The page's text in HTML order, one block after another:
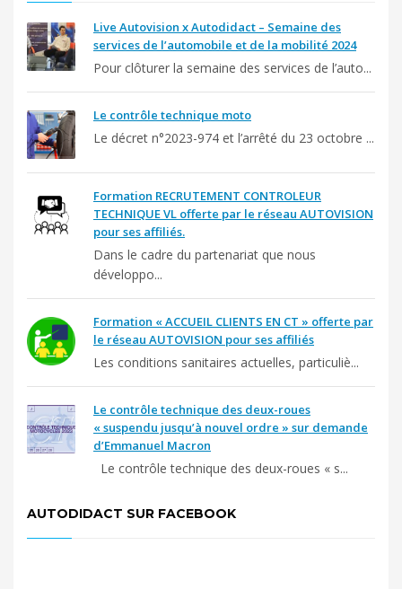
Live Autovision x Autodidact – Semaine des
services de l’automobile et de la mobilité 2024
Pour clôturer la semaine des services de l’auto...
Le contrôle technique moto
Le décret n°2023-974 et l’arrêté du 23 octobre ...
Formation RECRUTEMENT CONTROLEUR
TECHNIQUE VL offerte par le réseau AUTOVISION
pour ses affiliés.
Dans le cadre du partenariat que nous
développo...
Formation « ACCUEIL CLIENTS EN CT » offerte par
le réseau AUTOVISION pour ses affiliés
Les conditions sanitaires actuelles, particuliè...
Le contrôle technique des deux-roues
« suspendu jusqu’à nouvel ordre » sur demande
d’Emmanuel Macron
Le contrôle technique des deux-roues « s...
AUTODIDACT SUR FACEBOOK